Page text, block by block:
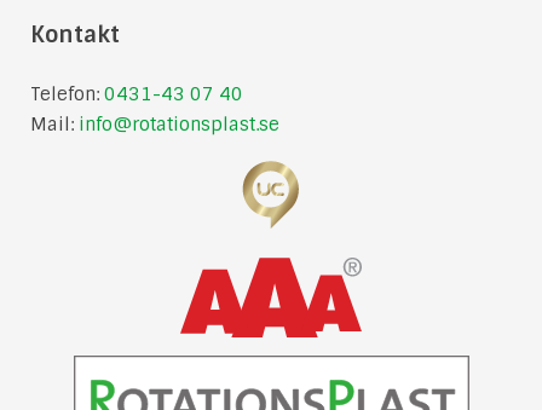
Kontakt
Telefon: 0431-43 07 40
Mail: info@rotationsplast.se